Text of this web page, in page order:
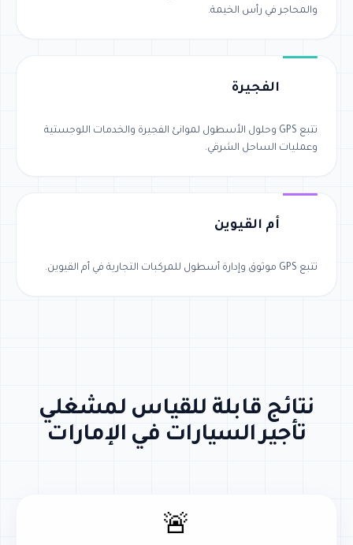
والمحاجر في رأس الخيمة.
الفجيرة
تتبع GPS وحلول الأسطول لموانئ الفجيرة والخدمات اللوجستية
وعمليات الساحل الشرقي.
أم القيوين
تتبع GPS موثوق وإدارة أسطول للمركبات التجارية في أم القيوين.
نتائج قابلة للقياس لمشغلي
تأجير السيارات في الإمارات
🚨